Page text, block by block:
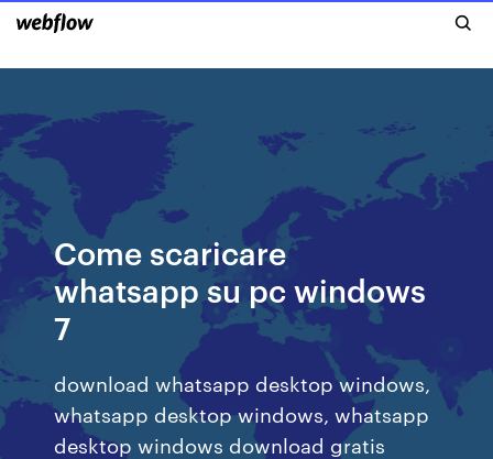
Come scaricare
whatsapp su pc windows
7
download whatsapp desktop windows,
whatsapp desktop windows, whatsapp
desktop windows download gratis